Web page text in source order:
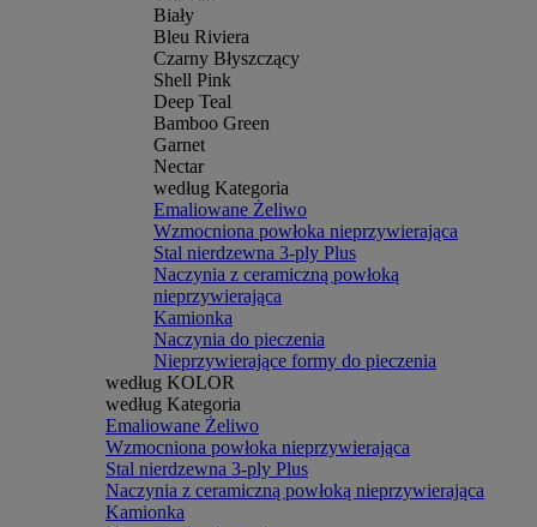
Biały
Bleu Riviera
Czarny Błyszczący
Shell Pink
Deep Teal
Bamboo Green
Garnet
Nectar
według Kategoria
Emaliowane Żeliwo
Wzmocniona powłoka nieprzywierająca
Stal nierdzewna 3-ply Plus
Naczynia z ceramiczną powłoką
nieprzywierająca
Kamionka
Naczynia do pieczenia
Nieprzywierające formy do pieczenia
według KOLOR
według Kategoria
Emaliowane Żeliwo
Wzmocniona powłoka nieprzywierająca
Stal nierdzewna 3-ply Plus
Naczynia z ceramiczną powłoką nieprzywierająca
Kamionka